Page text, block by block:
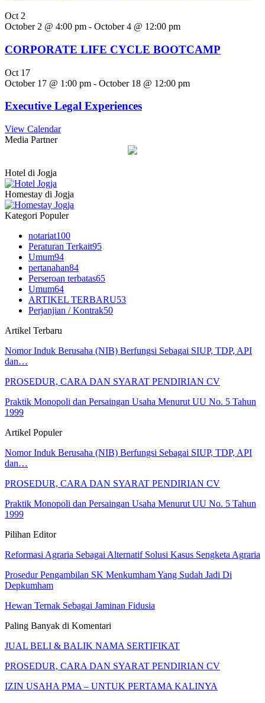
Oct 2
October 2 @ 4:00 pm - October 4 @ 12:00 pm
CORPORATE LIFE CYCLE BOOTCAMP
Oct 17
October 17 @ 1:00 pm - October 18 @ 12:00 pm
Executive Legal Experiences
View Calendar
Media Partner
Hotel di Jogja
Homestay di Jogja
Kategori Populer
notariat100
Peraturan Terkait95
Umum94
pertanahan84
Perseroan terbatas65
Umum64
ARTIKEL TERBARU53
Perjanjian / Kontrak50
Artikel Terbaru
Nomor Induk Berusaha (NIB) Berfungsi Sebagai SIUP, TDP, API
dan…
PROSEDUR, CARA DAN SYARAT PENDIRIAN CV
Praktik Monopoli dan Persaingan Usaha Menurut UU No. 5 Tahun
1999
Artikel Populer
Nomor Induk Berusaha (NIB) Berfungsi Sebagai SIUP, TDP, API
dan…
PROSEDUR, CARA DAN SYARAT PENDIRIAN CV
Praktik Monopoli dan Persaingan Usaha Menurut UU No. 5 Tahun
1999
Pilihan Editor
Reformasi Agraria Sebagai Alternatif Solusi Kasus Sengketa Agraria
Prosedur Pengambilan SK Menkumham Yang Sudah Jadi Di
Depkumham
Hewan Ternak Sebagai Jaminan Fidusia
Paling Banyak di Komentari
JUAL BELI & BALIK NAMA SERTIFIKAT
PROSEDUR, CARA DAN SYARAT PENDIRIAN CV
IZIN USAHA PMA – UNTUK PERTAMA KALINYA